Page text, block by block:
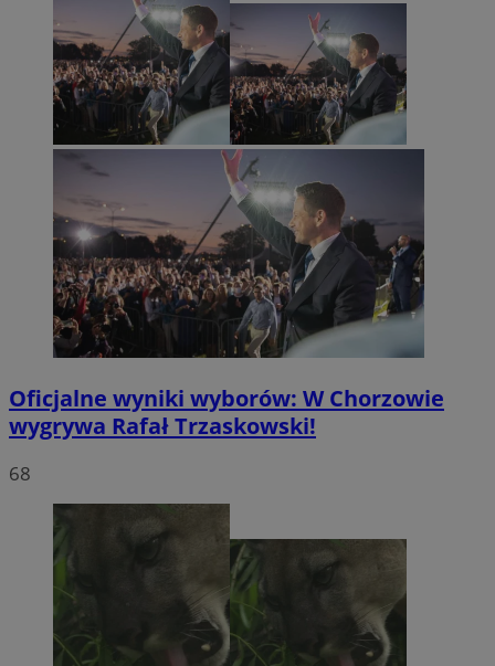
Oficjalne wyniki wyborów: W Chorzowie
wygrywa Rafał Trzaskowski!
68